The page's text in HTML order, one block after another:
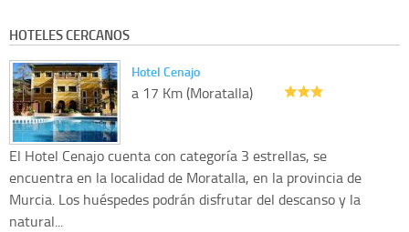
HOTELES CERCANOS
Hotel Cenajo
a 17 Km (Moratalla)
El Hotel Cenajo cuenta con categoría 3 estrellas, se
encuentra en la localidad de Moratalla, en la provincia de
Murcia. Los huéspedes podrán disfrutar del descanso y la
natural...